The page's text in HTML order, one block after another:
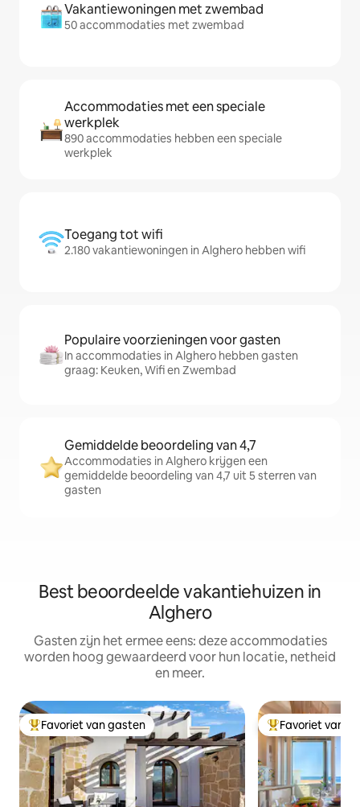
Vakantiewoningen met zwembad
50 accommodaties met zwembad
Accommodaties met een speciale
werkplek
890 accommodaties hebben een speciale
werkplek
Toegang tot wifi
2.180 vakantiewoningen in Alghero hebben wifi
Populaire voorzieningen voor gasten
In accommodaties in Alghero hebben gasten
graag: Keuken, Wifi en Zwembad
Gemiddelde beoordeling van 4,7
Accommodaties in Alghero krijgen een
gemiddelde beoordeling van 4,7 uit 5 sterren van
gasten
Best beoordeelde vakantiehuizen in
Alghero
Gasten zijn het ermee eens: deze accommodaties
worden hoog gewaardeerd voor hun locatie, netheid
en meer.
Topfavoriet van gasten
Favoriet van gasten Topfavoriet van
Favoriet van